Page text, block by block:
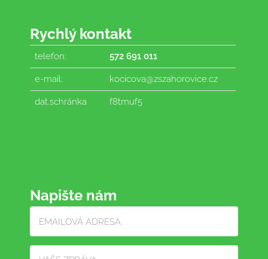
Rychlý kontakt
telefon: 572 691 011
e-mail: kocicova@zszahorovice.cz
dat.schránka f8tmuf5
Napište nám